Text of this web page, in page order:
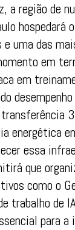
a região de
e uma das
em
em
energética
essa
que
como o
trabalho de
para a